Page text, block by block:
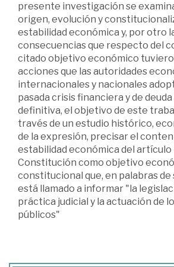
presente investigación se
origen, evolución y
estabilidad económica y, por otro
consecuencias que respecto del
citado objetivo económico
acciones que las autoridades
internacionales y nacionales
pasada crisis financiera y de
definitiva, el objetivo de este
través de un estudio histórico,
de la expresión, precisar el
estabilidad económica del artículo
Constitución como objetivo
constitucional que, en palabras de
está llamado a informar "la
práctica judicial y la actuación de
públicos"